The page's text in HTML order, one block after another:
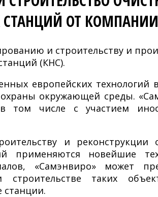
СТАНЦИЙ ОТ
и строительству и
(КНС).
европейских технологий
окружающей среды.
том числе с участием
и реконструкции
применяются новейшие
«Самэнвиро» может
таких
станции.